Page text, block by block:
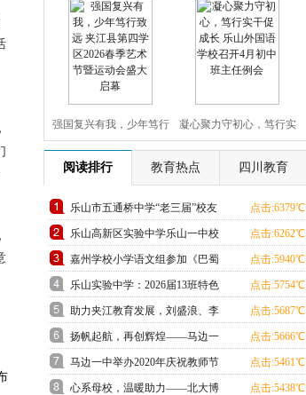
远足 夹江县马村中学开展
春季研学活动
夹江县歇马初级中学开展
春季徒步研学活动
强国复兴有我，少年笃行
致远 夹江县第四学区2026
春季艺术节暨运动会盛大
启幕
凝心聚力守初心，笃行实
干促成长 乐山外国语学校
召开4月初中班主任例会
阅读排行 教育热点 四川教育
乐山市五通桥中学“老三届”校友
联谊会顺利召开
点击:6379℃
乐山高新区实验中学乐山一中校
区（初中部）签约暨挂牌仪式圆
满举行
点击:6262℃
嘉州学校小学语文组参加《巴蜀
新课堂》新课标新课程视域下全
国小学名师优课教学观摩研讨会
点击:5940℃
乐山实验中学：2026届13班特色
主题班会
点击:5754℃
助力夹江教育发展，刘盛浪、李
伟源博士受聘夹江中学名誉校长
点击:5687℃
扬帆起航，再创辉煌——马边一
中开展2020年秋季《开学第一
课》
点击:5666℃
马边一中举办2020年庆祝教师节
暨优秀教师表彰大会
点击:5461℃
心系母校，温暖助力——北大博
点击:5438℃